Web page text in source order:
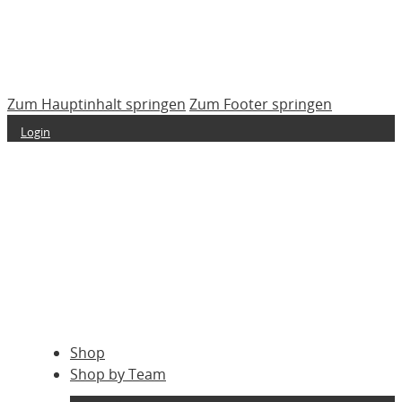
Zum Hauptinhalt springen Zum Footer springen
Login
Shop
Shop by Team